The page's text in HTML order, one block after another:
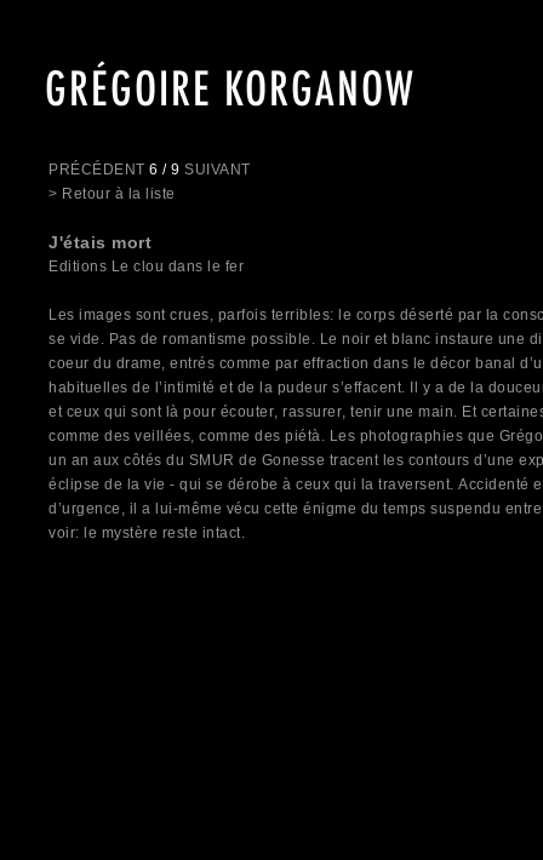
GRÉGOIRE KORGANOW
PRÉCÉDENT 6 / 9 SUIVANT
> Retour à la liste
J'étais mort
Editions Le clou dans le fer
Les images sont crues, parfois terribles: le corps déserté par la
se vide. Pas de romantisme possible. Le noir et blanc instaure une
coeur du drame, entrés comme par effraction dans le décor banal
habituelles de l’intimité et de la pudeur s’effacent. Il y a de la
et ceux qui sont là pour écouter, rassurer, tenir une main. Et
comme des veillées, comme des piétà. Les photographies que
un an aux côtés du SMUR de Gonesse tracent les contours d’une
éclipse de la vie - qui se dérobe à ceux qui la traversent. Accidenté
d’urgence, il a lui-même vécu cette énigme du temps suspendu
voir: le mystère reste intact.